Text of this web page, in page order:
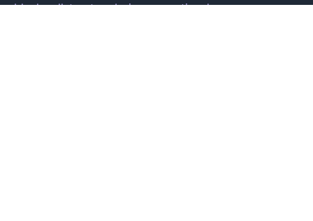
blackwallstreet.ruoboimos.ruoptim-doors.com.ru